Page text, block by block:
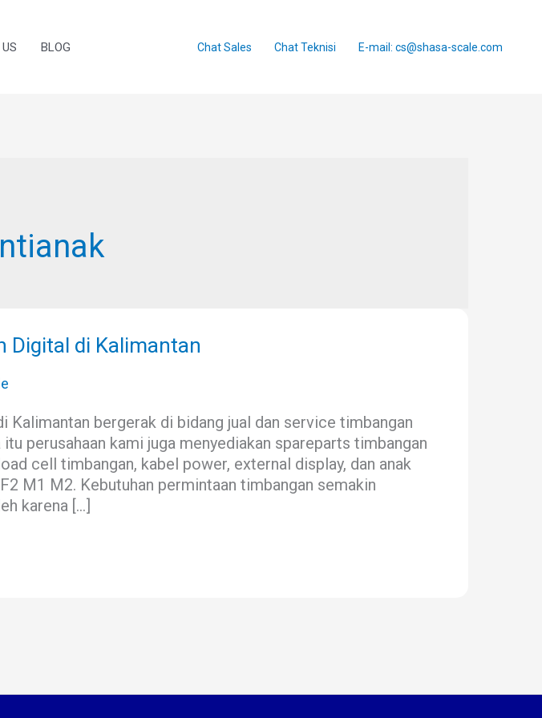
BLOG Chat Sales Chat Teknisi E-mail: cs@shasa-scale.com
Digital di Kalimantan
Kalimantan bergerak di bidang jual dan service timbangan
perusahaan kami juga menyediakan spareparts timbangan
cell timbangan, kabel power, external display, dan anak
M1 M2. Kebutuhan permintaan timbangan semakin
karena […]